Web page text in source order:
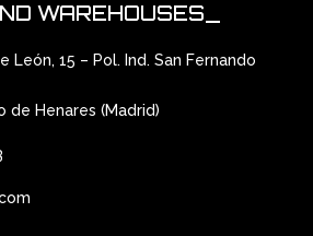
WAREHOUSES_
León, 15 – Pol. Ind. San Fernando
de Henares (Madrid)